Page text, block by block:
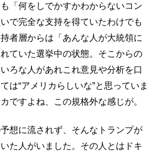
「何をしでかすかわからないコン
で完全な支持を得ていたわけでも
者層からは「あんな人が大統領に
ていた選挙中の状態。そこからの
ろな人があれこれ意見や分析を口
は“アメリカらしいな”と思っていま
ですよね、この規格外な感じが。
想に流されず、そんなトランプが
た人がいました。その人とはドキ